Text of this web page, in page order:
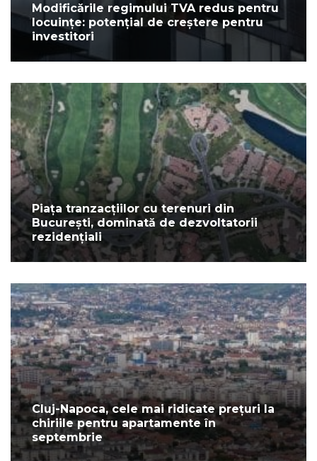
Modificările regimului TVA redus pentru
locuințe: potențial de creștere pentru
investitori
Piața tranzacțiilor cu terenuri din
București, dominată de dezvoltatorii
rezidențiali
Cluj-Napoca, cele mai ridicate prețuri la
chiriile pentru apartamente în
septembrie